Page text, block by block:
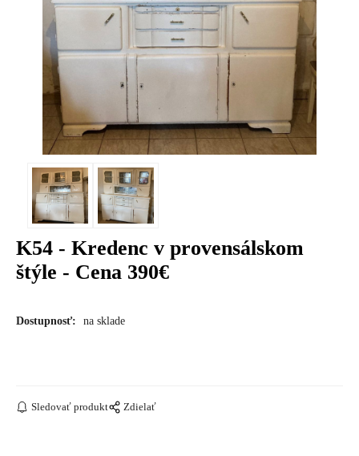
K54 - Kredenc v provensálskom
štýle - Cena 390€
Dostupnosť: na sklade
Sledovať produkt Zdielať